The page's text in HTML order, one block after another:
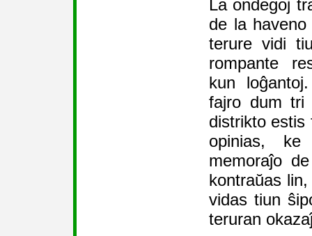
La ondegoj
de la
terure vidi
rompante
kun
fajro dum tri
distrikto estis
opinias,
memoraĵo
kontraŭas
vidas tiun
teruran